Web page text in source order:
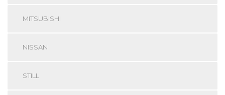
MITSUBISHI
NISSAN
STILL